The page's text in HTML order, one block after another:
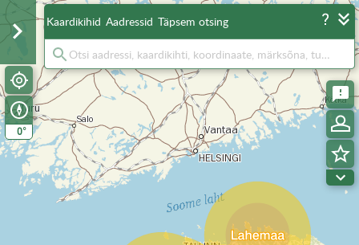
0°
Kaardikihid Aadressid Täpsem otsing